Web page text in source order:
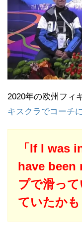
2020年の欧州フィ
キスクラでコーチ
「If I was
have been
プで滑っ
ていたかも